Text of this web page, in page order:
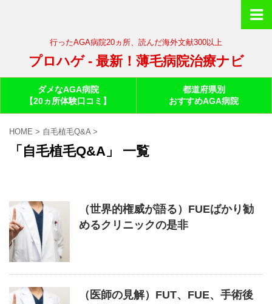
行ったAGA病院20ヵ所、読んだ海外文献300以上
プロハゲ - 最新！薄毛病院治療ナビ
ダメなAGA病院
【20ヵ所体験口コミ】
都道府県別
おすすめAGA病院
HOME > 自毛植毛Q&A >
「自毛植毛Q&A」 一覧
（世界的権威が語る）FUEばかり勧
めるクリニックの是非
（医師の見解）FUT、FUE、手術後